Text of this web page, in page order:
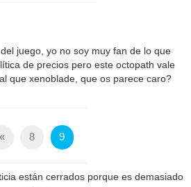
juego, yo no soy muy fan de lo que
de precios pero este octopath vale
que xenoblade, que os parece caro?
« 8 9
están cerrados porque es demasiado